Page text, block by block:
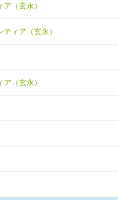
（玄永）
ィア（玄永）
（玄永）